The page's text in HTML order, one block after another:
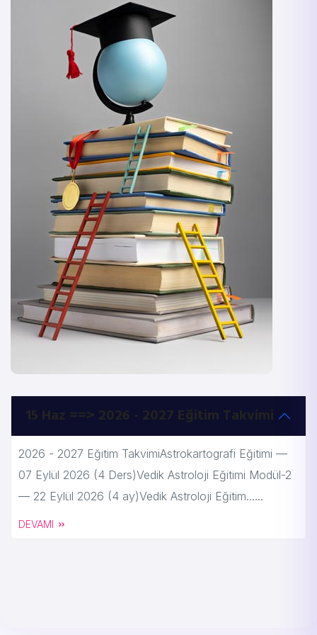
2026 - 2027 Eğitim TakvimiAstrokartografi Eğitimi —
07 Eylül 2026 (4 Ders)Vedik Astroloji Eğitimi Modül-2
— 22 Eylül 2026 (4 ay)Vedik Astroloji Eğitim......
DEVAMI